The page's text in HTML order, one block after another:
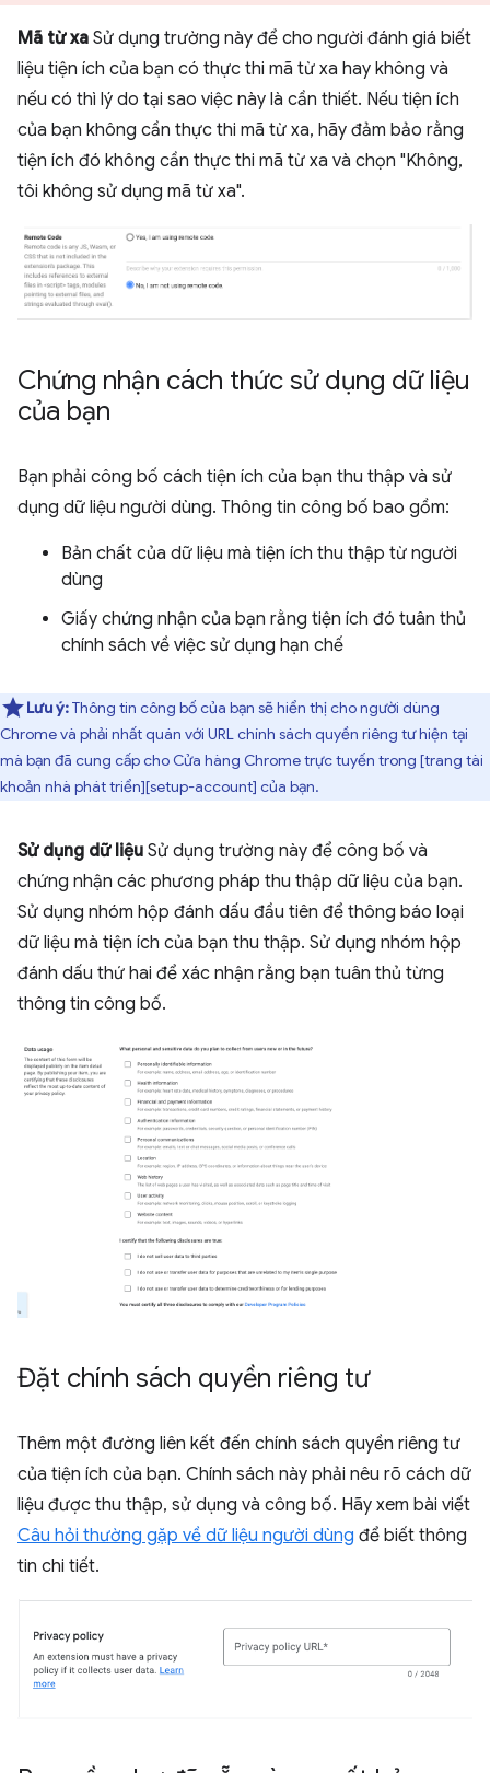
Mã từ xa Sử dụng trường này để cho người đánh giá biết
liệu tiện ích của bạn có thực thi mã từ xa hay không và
nếu có thì lý do tại sao việc này là cần thiết. Nếu tiện ích
của bạn không cần thực thi mã từ xa, hãy đảm bảo rằng
tiện ích đó không cần thực thi mã từ xa và chọn "Không,
tôi không sử dụng mã từ xa".
Chứng nhận cách thức sử dụng dữ liệu
của bạn
Bạn phải công bố cách tiện ích của bạn thu thập và sử
dụng dữ liệu người dùng. Thông tin công bố bao gồm:
Bản chất của dữ liệu mà tiện ích thu thập từ người
dùng
Giấy chứng nhận của bạn rằng tiện ích đó tuân thủ
chính sách về việc sử dụng hạn chế
Lưu ý:Thông tin công bố của bạn sẽ hiển thị cho người dùng
Chrome và phải nhất quán với URL chính sách quyền riêng tư hiện tại
mà bạn đã cung cấp cho Cửa hàng Chrome trực tuyến trong [trang tài
khoản nhà phát triển][setup-account] của bạn.
Sử dụng dữ liệu Sử dụng trường này để công bố và
chứng nhận các phương pháp thu thập dữ liệu của bạn.
Sử dụng nhóm hộp đánh dấu đầu tiên để thông báo loại
dữ liệu mà tiện ích của bạn thu thập. Sử dụng nhóm hộp
đánh dấu thứ hai để xác nhận rằng bạn tuân thủ từng
thông tin công bố.
Đặt chính sách quyền riêng tư
Thêm một đường liên kết đến chính sách quyền riêng tư
của tiện ích của bạn. Chính sách này phải nêu rõ cách dữ
liệu được thu thập, sử dụng và công bố. Hãy xem bài viết
Câu hỏi thường gặp về dữ liệu người dùng để biết thông
tin chi tiết.